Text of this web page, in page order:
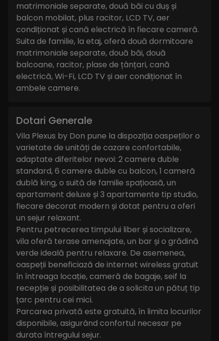
matrimoniale separate, două băi cu duș și
balcon mobilat, plus racitor, LCD TV, aer
condiționat și cană electrică în fiecare cameră.
Suita de familie, la etaj, oferă două dormitoare
matrimoniale separate, două băi, două
balcoane, racitor, plase de țânțari, cană
electrică, Wi-Fi, LCD TV și aer condiționat în
ambele camere.
Dotari Generale
Vila Plexus by Don pune la dispoziția oaspeților o
varietate de unități de cazare confortabile,
adaptate diferitelor nevoi: 2 camere duble
standard, 6 camere duble cu balcon, 1 cameră
dublă king, o suită de familie spațioasă, un
apartament deluxe și 3 apartamente tip studio,
fiecare decorat modern și dotat pentru a oferi
un sejur relaxant.
Pentru petrecerea timpului liber și socializare,
vila oferă terase amenajate, un bar și o grădină
verde ideală pentru relaxare. De asemenea,
oaspeții beneficiază de internet wireless gratuit
în întreaga locație, cameră de bagaje, seif la
recepție și posibilitatea de a solicita un pătuț tip
țarc pentru cei mici.
Parcarea privată este gratuită, în limita locurilor
disponibile, asigurând confortul necesar pe
durata întregului sejur.